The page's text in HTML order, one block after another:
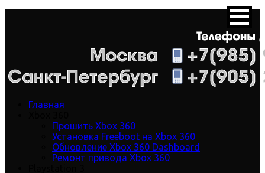
Главная
Прошить Xbox 360
Установка Freeboot на Xbox 360
Обновление Xbox 360 Dashboard
Ремонт привода Xbox 360